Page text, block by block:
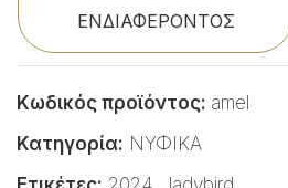
ΕΝΔΙΑΦΕΡΟΝΤΟΣ
Κωδικός προϊόντος: amel
Κατηγορία: ΝΥΦΙΚΑ